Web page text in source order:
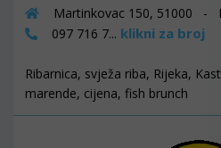
Martinkovac 150, 51000 -
097 716 7... klikni za broj
Ribarnica, svježa riba, Rijeka,
marende, cijena, fish brunch